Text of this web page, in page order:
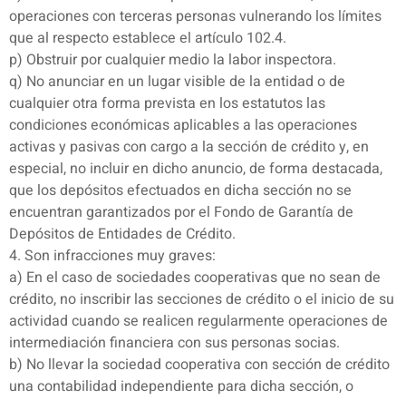
operaciones con terceras personas vulnerando los límites
que al respecto establece el artículo 102.4.
p) Obstruir por cualquier medio la labor inspectora.
q) No anunciar en un lugar visible de la entidad o de
cualquier otra forma prevista en los estatutos las
condiciones económicas aplicables a las operaciones
activas y pasivas con cargo a la sección de crédito y, en
especial, no incluir en dicho anuncio, de forma destacada,
que los depósitos efectuados en dicha sección no se
encuentran garantizados por el Fondo de Garantía de
Depósitos de Entidades de Crédito.
4. Son infracciones muy graves:
a) En el caso de sociedades cooperativas que no sean de
crédito, no inscribir las secciones de crédito o el inicio de su
actividad cuando se realicen regularmente operaciones de
intermediación financiera con sus personas socias.
b) No llevar la sociedad cooperativa con sección de crédito
una contabilidad independiente para dicha sección, o